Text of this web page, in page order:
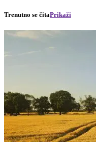
Trenutno se čitaPrikaži